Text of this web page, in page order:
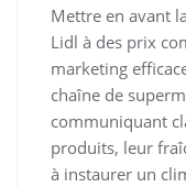
Mettre en avant
Lidl à des prix
marketing
chaîne de
communiquant
produits, leur
à instaurer un